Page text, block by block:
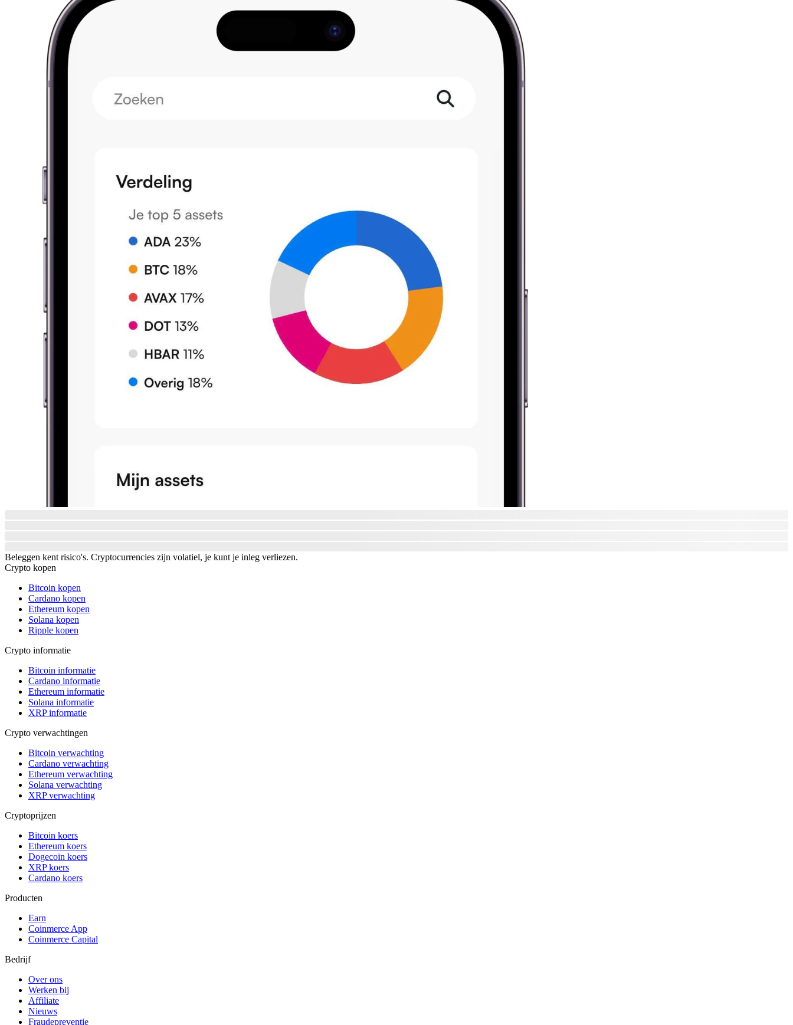
Beleggen kent risico's. Cryptocurrencies zijn volatiel, je kunt je inleg verliezen.
Crypto kopen
Bitcoin kopen
Cardano kopen
Ethereum kopen
Solana kopen
Ripple kopen
Crypto informatie
Bitcoin informatie
Cardano informatie
Ethereum informatie
Solana informatie
XRP informatie
Crypto verwachtingen
Bitcoin verwachting
Cardano verwachting
Ethereum verwachting
Solana verwachting
XRP verwachting
Cryptoprijzen
Bitcoin koers
Ethereum koers
Dogecoin koers
XRP koers
Cardano koers
Producten
Earn
Coinmerce App
Coinmerce Capital
Bedrijf
Over ons
Werken bij
Affiliate
Nieuws
Fraudepreventie